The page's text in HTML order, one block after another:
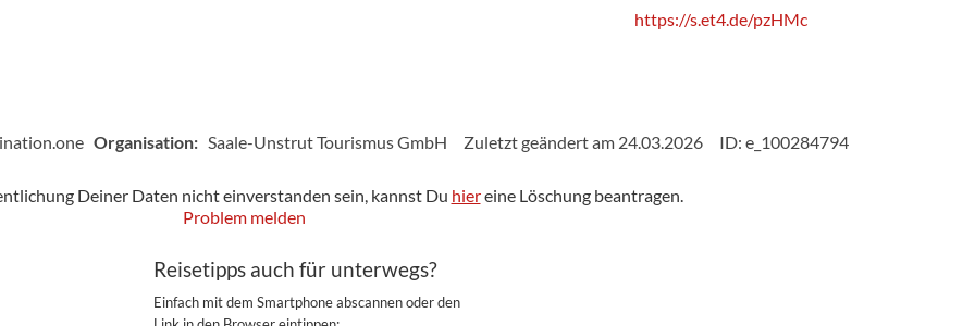
https://s.et4.de/pzHMc
Organisation: Saale-Unstrut Tourismus GmbH Zuletzt geändert am 24.03.2026 ID: e_100284794
Deiner Daten nicht einverstanden sein, kannst Du hiereine Löschung beantragen.
Problem melden
Reisetipps auch für unterwegs?
Einfach mit dem Smartphone abscannen oder den